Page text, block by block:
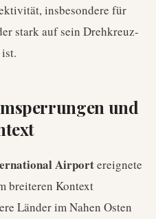
insbesondere für
stark auf sein Drehkreuz-
und
Airportereignete
breiteren Kontext
Länder im Nahen Osten